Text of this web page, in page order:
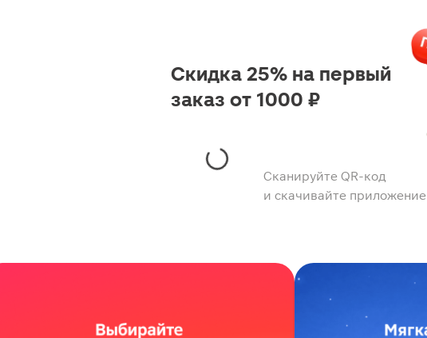
Сканируйте QR-код
и скачивайте приложение
Скидка 25% на первый
заказ от 1000 ₽